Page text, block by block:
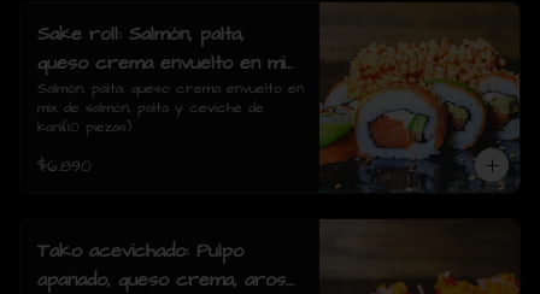
Sake roll: Salmón, palta,
queso crema envuelto en mix
de salmón, palta y ceviche de
kani(10 piezas)
Salmón, palta, queso crema envuelto en
mix de salmón, palta y ceviche de
kani(10 piezas)
$6.890
Tako acevichado: Pulpo
apanado, queso crema, aros